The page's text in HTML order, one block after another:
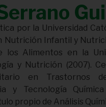
por la Universidad
Infantil y
los Alimentos en la
y Nutrición (2007).
en Trastornos
y Tecnología
propio de Análisis